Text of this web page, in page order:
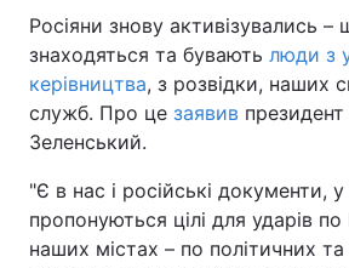
Економіка Світ
Спорт
Техно і зв'язок
Здоров'я Туризм
Росіяни знову активізувались
знаходяться та бувають люди з
керівництва, з розвідки, наших
служб. Про це заявив
Зеленський.
"Є в нас і російські документи,
пропонуються цілі для ударів
наших містах – по політичних та